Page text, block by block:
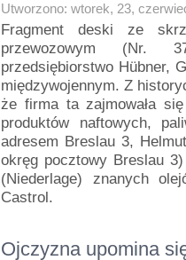
Utworzono: wtorek, 23,
Fragment deski ze
przewozowym (Nr.
przedsiębiorstwo Hübner,
międzywojennym. Z
że firma ta zajmowała
produktów naftowych,
adresem Breslau 3,
okręg pocztowy Breslau
(Niederlage) znanych
Castrol.
Ojczyzna upomina